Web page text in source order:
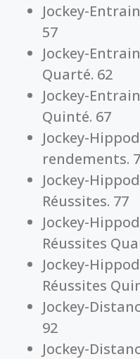
Jockey-
57
Jockey-
Quarté. 62
Jockey-
Quinté. 67
Jockey-
rendements.
Jockey-
Réussites. 77
Jockey-
Réussites
Jockey-
Réussites
Jockey-
92
Jockey-